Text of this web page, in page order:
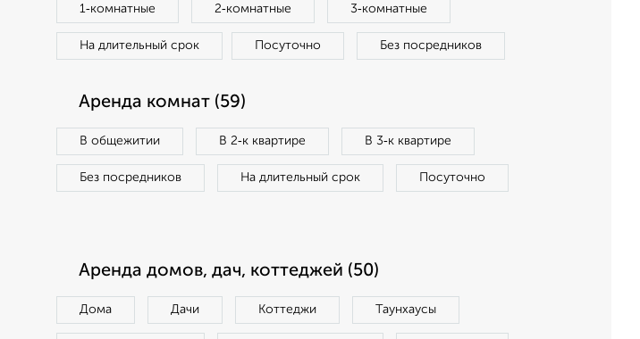
1‑комнатные 2‑комнатные 3‑комнатные
На длительный срок Посуточно Без посредников
Аренда комнат (59)
В общежитии В 2‑к квартире В 3‑к квартире
Без посредников На длительный срок Посуточно
Аренда домов, дач, коттеджей (50)
Дома Дачи Коттеджи Таунхаусы